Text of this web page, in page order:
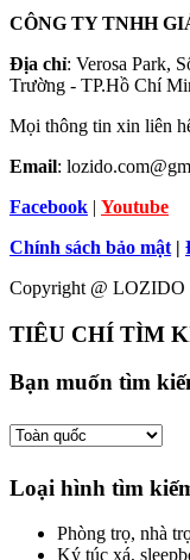
CÔNG TY TNHH
Địa chỉ: Verosa Park,
Trường - TP.Hồ Chí
Mọi thông tin xin liên
Email:
Facebook | Youtube
Chính sách bảo mật |
Copyright @ LOZIDO
TIÊU CHÍ TÌM
Bạn muốn tìm
Loại hình tìm
Phòng trọ, nhà
Ký túc xá,